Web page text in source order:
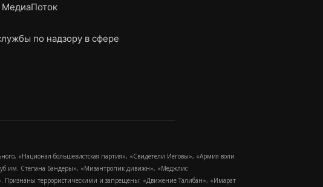
по надзору в сфере
«Национал-большевистская партия», «Свидетели Иеговы», «Армия воли
им. Степана Бандеры», «Мизантропик дивижн», «Меджлис
Признаны террористическими и запрещены: «Движение Талибан», «Имарат